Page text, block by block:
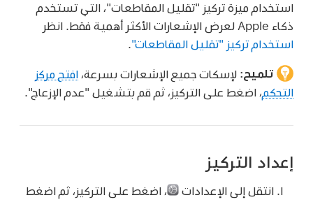
استخدام ميزة تركيز "تقليل المقاطعات"، التي تستخدم
ذكاء Apple لعرض الإشعارات الأكثر أهمية فقط. انظر
استخدام تركيز "تقليل المقاطعات"
تلميح: لإسكات جميع الإشعارات بسرعة، افتح مركز
التحكم، اضغط على التركيز، ثم قم بتشغيل "عدم الإزعاج".
إعداد التركيز
انتقل إلى الإعدادات ،اضغط على التركيز، ثم اضغط